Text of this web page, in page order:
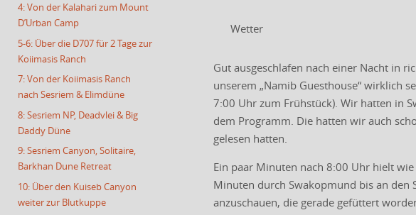
Wetter
Gut ausgeschlafen nach einer Nacht in
unserem „Namib Guesthouse“ wirklich
7:00 Uhr zum Frühstück). Wir hatten in
dem Programm. Die hatten wir auch
gelesen hatten.
Ein paar Minuten nach 8:00 Uhr hielt
Minuten durch Swakopmund bis an den
anzuschauen, die gerade gefüttert
4: Von der Kalahari zum Mount
D’Urban Camp
5-6: Über die D707 für 2 Tage zur
Koiimasis Ranch
7: Von der Koiimasis Ranch
nach Sesriem & Elimdüne
8: Sesriem NP, Deadvlei & Big
Daddy Düne
9: Sesriem Canyon, Solitaire,
Barkhan Dune Retreat
10: Über den Kuiseb Canyon
weiter zur Blutkuppe